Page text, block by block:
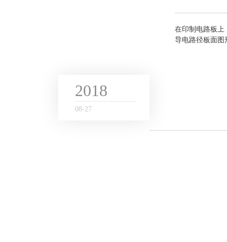
2018
08-27
在印制电路板上
导电路径板面图